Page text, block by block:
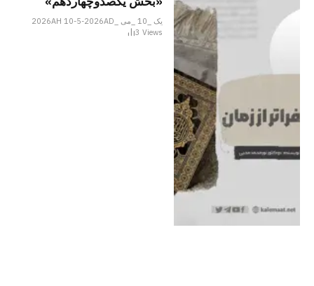
یک _10 _می _2026AH 10-5-2026AD
3Views